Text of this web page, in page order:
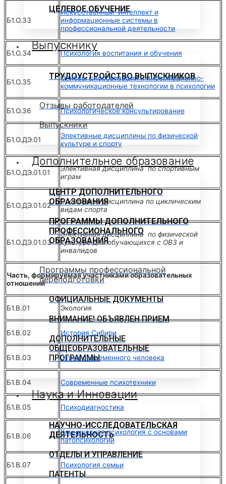
ЦЕЛЕВОЕ ОБУЧЕНИЕ
Выпускнику
ТРУДОУСТРОЙСТВО ВЫПУСКНИКОВ
Отзывы работодателей
Выпускники
Дополнительное образование
ЦЕНТР ДОПОЛНИТЕЛЬНОГО
ОБРАЗОВАНИЯ
ПРОГРАММЫ ДОПОЛНИТЕЛЬНОГО
ПРОФЕССИОНАЛЬНОГО
ОБРАЗОВАНИЯ
Программы профессиональной
переподготовки
ОФИЦИАЛЬНЫЕ ДОКУМЕНТЫ
ВНИМАНИЕ! ОБЪЯВЛЕН ПРИЕМ
ДОПОЛНИТЕЛЬНЫЕ
ОБЩЕОБРАЗОВАТЕЛЬНЫЕ
ПРОГРАММЫ
Наука и Инновации
НАУЧНО-ИССЛЕДОВАТЕЛЬСКАЯ
ДЕЯТЕЛЬНОСТЬ
ОТДЕЛЫ И УПРАВЛЕНИЕ
ПАТЕНТЫ
Б1.О.33
Искусственный интеллект и
информационные системы в
профессиональной деятельности
Б1.О.34 Психология воспитания и обучения
Б1.О.35
Основы цифровизации и информационно-
коммуникационные технологии в психологии
Б1.О.36 Психологическое консультирование
Б1.О.ДЭ.01
Элективные дисциплины по физической
культуре и спорту
Б1.О.ДЭ.01.01
Элективная дисциплина по спортивным
играм
Б1.О.ДЭ.01.02
Элективная дисциплина по циклическим
видам спорта
Б1.О.ДЭ.01.03
Элективная дисциплина по физической
культуре для обучающихся с ОВЗ и
инвалидов
Часть, формируемая участниками образовательных
отношений
Б1.В.01 Экология
Б1.В.02 История Сибири
Б1.В.03 Этика современного человека
Б1.В.04 Современные психотехники
Б1.В.05 Психодиагностика
Б1.В.06
Клиническая психология с основами
патопсихологии
Б1.В.07 Психология семьи